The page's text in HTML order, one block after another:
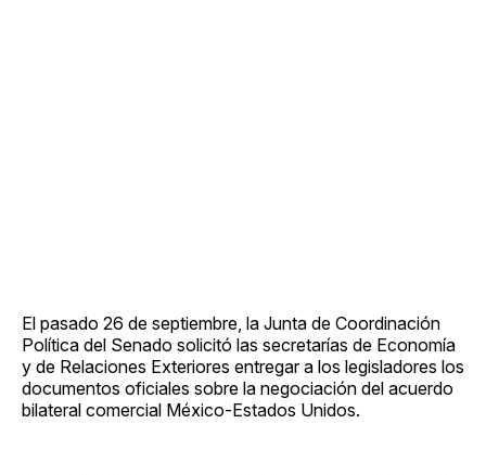
El pasado 26 de septiembre, la Junta de Coordinación
Política del Senado solicitó las secretarías de Economía
y de Relaciones Exteriores entregar a los legisladores los
documentos oficiales sobre la negociación del acuerdo
bilateral comercial México-Estados Unidos.